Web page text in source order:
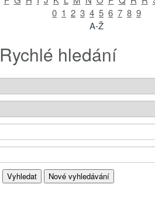
0 1 2 3 4 5 6 7 8 9
A-Ž
Rychlé hledání